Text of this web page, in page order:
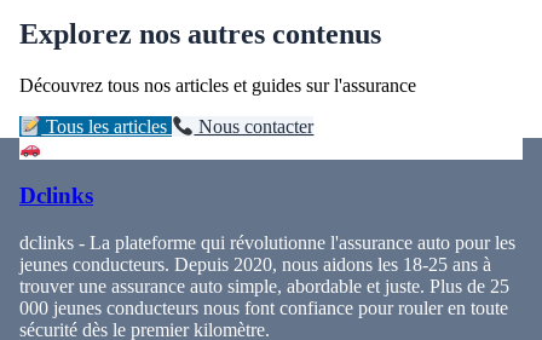
Explorez nos autres contenus
Découvrez tous nos articles et guides sur l'assurance
Tous les articles Nous contacter
Dclinks
dclinks - La plateforme qui révolutionne l'assurance auto pour les
jeunes conducteurs. Depuis 2020, nous aidons les 18-25 ans à
trouver une assurance auto simple, abordable et juste. Plus de 25
000 jeunes conducteurs nous font confiance pour rouler en toute
sécurité dès le premier kilomètre.